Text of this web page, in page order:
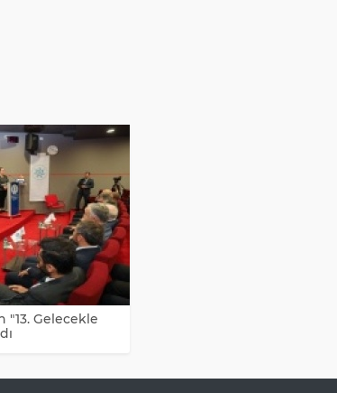
"13. Gelecekle